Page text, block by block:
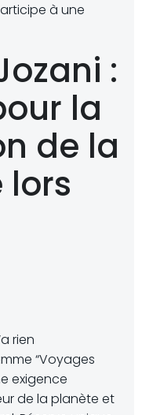
à une
:
la
de la
lors
rien
“Voyages
exigence
de la planète et